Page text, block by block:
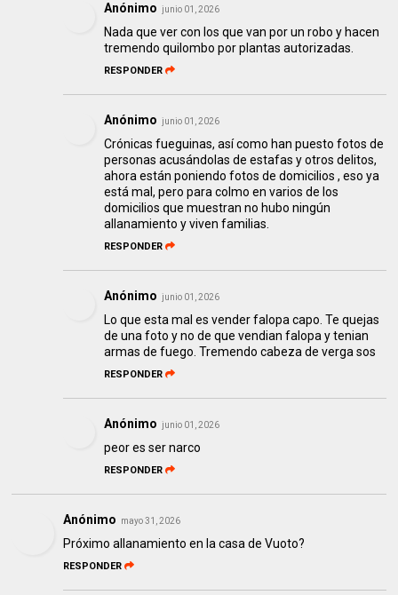
Anónimo junio 01, 2026
Nada que ver con los que van por un robo y hacen
tremendo quilombo por plantas autorizadas.
RESPONDER
Anónimo junio 01, 2026
Crónicas fueguinas, así como han puesto fotos de
personas acusándolas de estafas y otros delitos,
ahora están poniendo fotos de domicilios , eso ya
está mal, pero para colmo en varios de los
domicilios que muestran no hubo ningún
allanamiento y viven familias.
RESPONDER
Anónimo junio 01, 2026
Lo que esta mal es vender falopa capo. Te quejas
de una foto y no de que vendian falopa y tenian
armas de fuego. Tremendo cabeza de verga sos
RESPONDER
Anónimo junio 01, 2026
peor es ser narco
RESPONDER
Anónimo mayo 31, 2026
Próximo allanamiento en la casa de Vuoto?
RESPONDER